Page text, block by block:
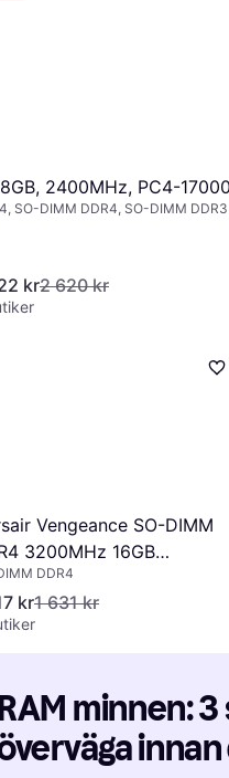
2400MHz, PC4-17000
SO-DIMM DDR4, SO-DIMM DDR3
kr2 620 kr
Vengeance SO-DIMM
3200MHz 16GB
DDR4
kr1 631 kr
minnen: